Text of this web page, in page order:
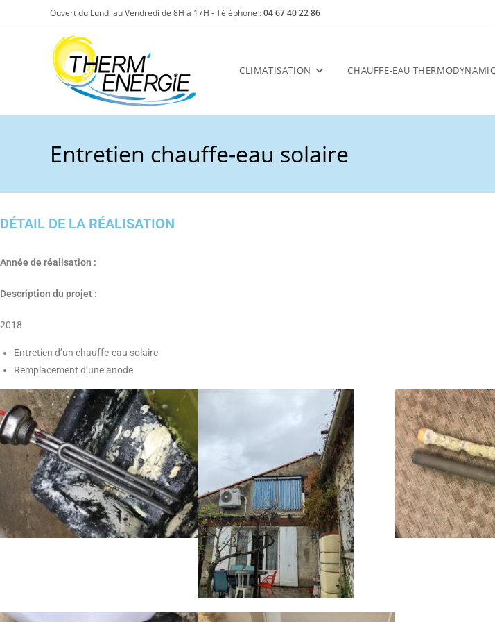
Ouvert du Lundi au Vendredi de 8H à 17H - Téléphone :04 67 40 22 86
CLIMATISATION CHAUFFE-EAU
Entretien chauffe-eau solaire
DÉTAIL DE LA RÉALISATION
Année de réalisation :
Description du projet :
2018
Entretien d’un chauffe-eau solaire
Remplacement d’une anode